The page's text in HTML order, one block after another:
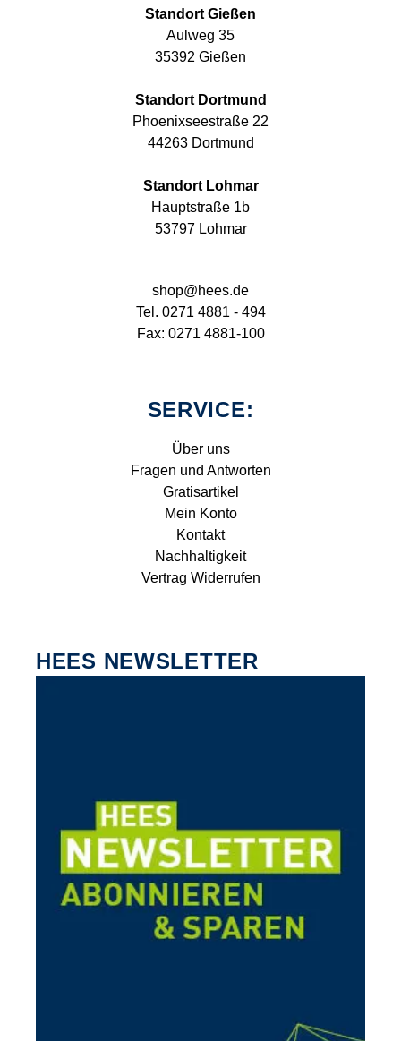
Standort Gießen
Aulweg 35
35392 Gießen
Standort Dortmund
Phoenixseestraße 22
44263 Dortmund
Standort Lohmar
Hauptstraße 1b
53797 Lohmar
shop@hees.de
Tel. 0271 4881 - 494
Fax: 0271 4881-100
SERVICE:
Über uns
Fragen und Antworten
Gratisartikel
Mein Konto
Kontakt
Nachhaltigkeit
Vertrag Widerrufen
HEES NEWSLETTER